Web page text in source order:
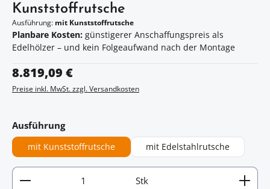
Kunststoffrutsche
Ausführung: mit Kunststoffrutsche
Planbare Kosten: günstigerer Anschaffungspreis als
Edelhölzer – und kein Folgeaufwand nach der Montage
Regulärer Preis:
8.819,09 €
Preise inkl. MwSt. zzgl. Versandkosten
Ausführungauswählen
mit Kunststoffrutsche mit Edelstahlrutsche
Artikel Anzahl: Gib den gewünschten Wert ein
Stk